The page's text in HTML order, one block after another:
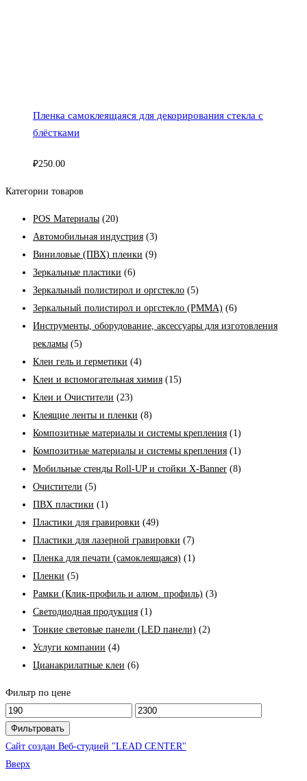
Пленка самоклеящаяся для декорирования стекла с
блёстками
₽250.00
Категории товаров
POS Материалы (20)
Автомобильная индустрия (3)
Виниловые (ПВХ) пленки (9)
Зеркальные пластики (6)
Зеркальный полистирол и оргстекло (5)
Зеркальный полистирол и оргстекло (PMMA) (6)
Инструменты, оборудование, аксессуары для изготовления
рекламы (5)
Клеи гель и герметики (4)
Клеи и вспомогательная химия (15)
Клеи и Очистители (23)
Клеящие ленты и пленки (8)
Композитные материалы и системы крепления (1)
Композитные материалы и системы крепления (1)
Мобильные стенды Roll-UP и стойки X-Banner (8)
Очистители (5)
ПВХ пластики (1)
Пластики для гравировки (49)
Пластики для лазерной гравировки (7)
Пленка для печати (самоклеящаяся) (1)
Пленки (5)
Рамки (Клик-профиль и алюм. профиль) (3)
Светодиодная продукция (1)
Тонкие световые панели (LED панели) (2)
Услуги компании (4)
Цианакрилатные клеи (6)
Фильтр по цене
Фильтровать
Сайт создан Веб-студией "LEAD CENTER"
Вверх